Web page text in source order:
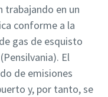
trabajando en un
conforme a la
gas de esquisto
El
de emisiones
y, por tanto, se